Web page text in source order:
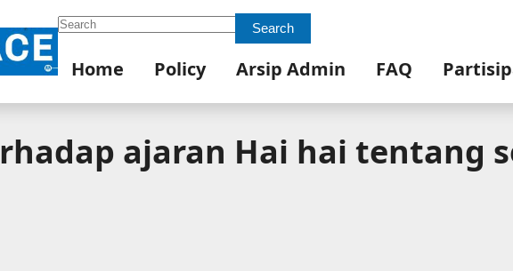
Search Search
Home Policy Arsip Admin FAQ
ajaran Hai hai tentang